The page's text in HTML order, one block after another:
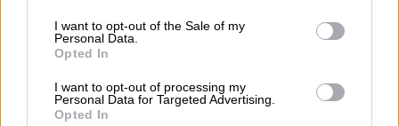
I want to opt-out of the Sale of my
Personal Data.
Opted In
I want to opt-out of processing my
Personal Data for Targeted Advertising.
Opted In
PGE2022 Presupuestos Generales del Estado